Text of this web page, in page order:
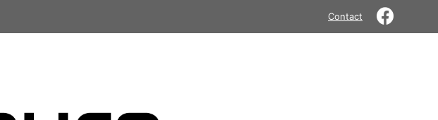
Contact